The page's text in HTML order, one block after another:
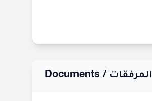
Documents / المرفقات